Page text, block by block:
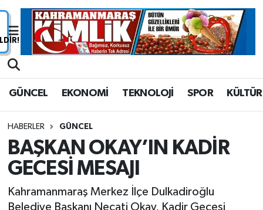
GÜNCEL EKONOMİ TEKNOLOJİ SPOR KÜLTÜR
HABERLER GÜNCEL
BAŞKAN OKAY’IN KADİR
GECESİ MESAJI
Kahramanmaraş Merkez İlçe Dulkadiroğlu
Belediye Başkanı Necati Okay, Kadir Gecesi
Nöbetçi Eczaneler
Süper Lig Puan Durumu ve Fikstür
Tüm Manşetler